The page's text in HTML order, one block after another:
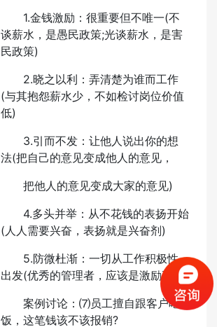
1.金钱激励：很重要但不唯一(不
谈薪水，是愚民政策;光谈薪水，是害
民政策)
2.晓之以利：弄清楚为谁而工作
(与其抱怨薪水少，不如检讨岗位价值
低)
3.引而不发：让他人说出你的想
法(把自己的意见变成他人的意见，
把他人的意见变成大家的意见)
4.多头并举：从不花钱的表扬开始
(人人需要兴奋，表扬就是兴奋剂)
5.防微杜渐：一切从工作积极性
出发(优秀的管理者，应该是激励高手)
案例讨论：⑺员工擅自跟客户吃
饭，这笔钱该不该报销?